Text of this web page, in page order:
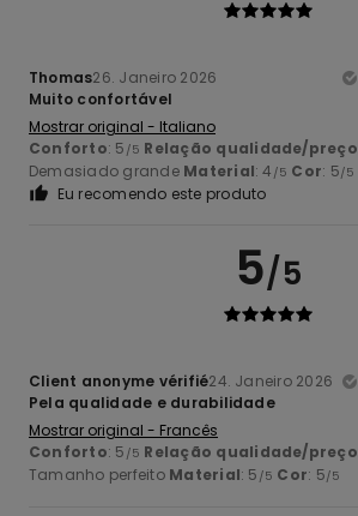
Thomas26. Janeiro 2026
Muito confortável
Mostrar original - Italiano
Conforto: 5 /5 Relação qualidade/preço
Demasiado grande Material: 4 /5 Cor: 5/5
Eu recomendo este produto
5/5
Client anonyme vérifié24. Janeiro 2026
Pela qualidade e durabilidade
Mostrar original - Francês
Conforto: 5 /5 Relação qualidade/preço
Tamanho perfeito Material: 5 /5 Cor: 5/5